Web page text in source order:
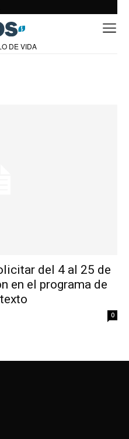
DE VIDA
del 4 al 25 de
en el programa de
0